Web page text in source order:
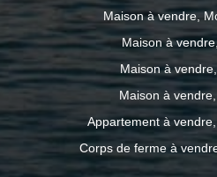
Maison à vendre,
Maison à
Maison à
Maison à
Appartement à
Corps de ferme à